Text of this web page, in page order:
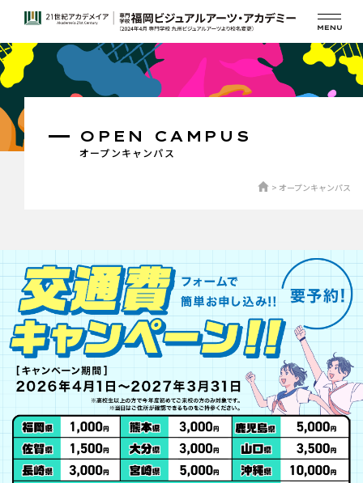
オープンキャンパス
OPEN CAMPUS
オープンキャンパス